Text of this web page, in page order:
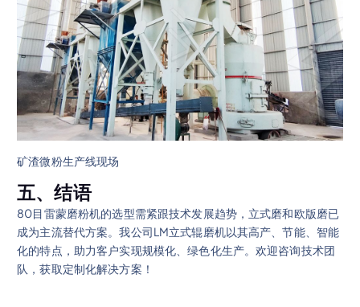
矿渣微粉生产线现场
五、结语
80目雷蒙磨粉机的选型需紧跟技术发展趋势，立式磨和欧版磨已
成为主流替代方案。我公司LM立式辊磨机以其高产、节能、智能
化的特点，助力客户实现规模化、绿色化生产。欢迎咨询技术团
队，获取定制化解决方案！